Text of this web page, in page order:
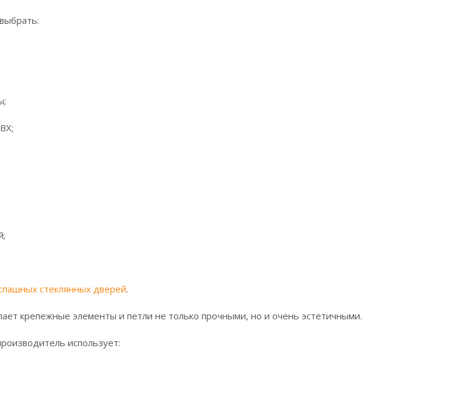
стеклянных дверей.
крепежные элементы и петли не только прочными, но и очень эстетичными.
использует: